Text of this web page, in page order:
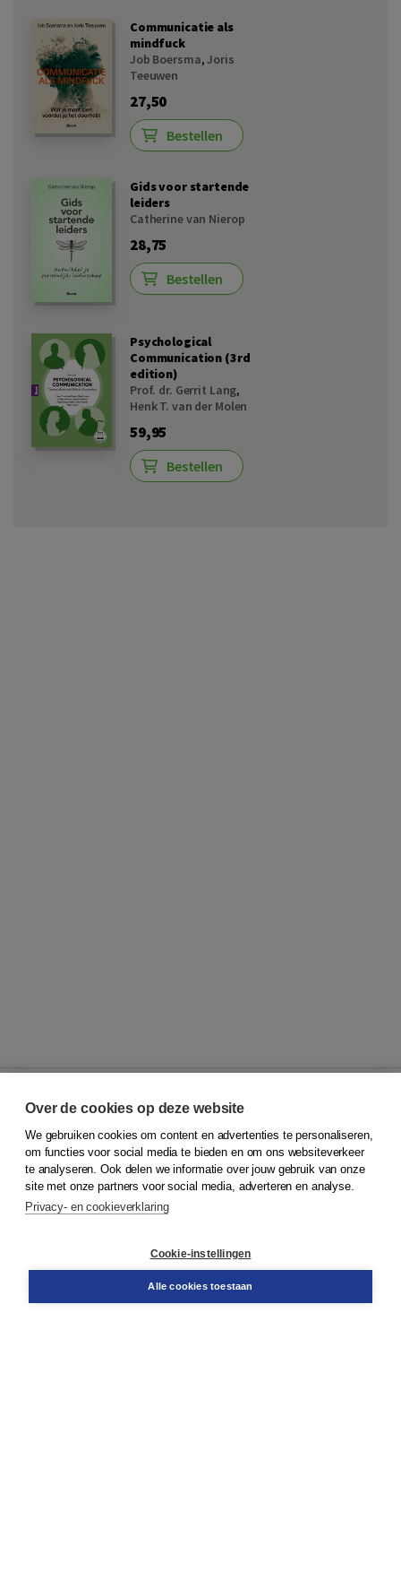
Communicatie als
mindfuck
Job Boersma,Joris
Teeuwen
27,50
Bestellen
Gids voor startende
leiders
Catherine van Nierop
28,75
Bestellen
Psychological
Communication (3rd
edition)
Prof. dr. Gerrit Lang,
Henk T. van der Molen
59,95
Bestellen
© 2026Koninklijke Boom uitgevers
Klantenservice
Service & informatie
Contact
Over de cookies op deze website
We gebruiken cookies om content en advertenties te personaliseren,
om functies voor social media te bieden en om ons websiteverkeer
te analyseren. Ook delen we informatie over jouw gebruik van onze
site met onze partners voor social media, adverteren en analyse.
Privacy- en cookieverklaring
Cookie-instellingen
Alle cookies toestaan